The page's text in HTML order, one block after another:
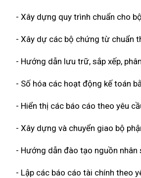
- Xây dựng quy trình chuẩn cho
- Xây dự các bộ chứng từ chuẩn
- Hướng dẫn lưu trữ, sắp xếp,
- Số hóa các hoạt động kế toán
- Hiển thị các báo cáo theo yêu
- Xây dựng và chuyển giao bộ
- Hướng dẫn đào tạo nguồn
- Lập các báo cáo tài chính theo